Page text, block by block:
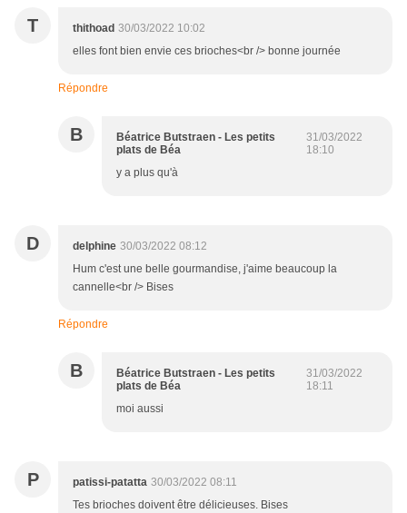
T thithoad 30/03/2022 10:02
elles font bien envie ces brioches<br /> bonne journée
Répondre
B
Béatrice Butstraen - Les petits
plats de Béa
31/03/2022
18:10
y a plus qu'à
D delphine 30/03/2022 08:12
Hum c'est une belle gourmandise, j'aime beaucoup la
cannelle<br /> Bises
Répondre
B
Béatrice Butstraen - Les petits
plats de Béa
31/03/2022
18:11
moi aussi
P patissi-patatta 30/03/2022 08:11
Tes brioches doivent être délicieuses. Bises